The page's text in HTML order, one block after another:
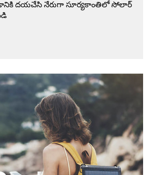
దయచేసి నేరుగా సూర్యకాంతిలో సోలార్